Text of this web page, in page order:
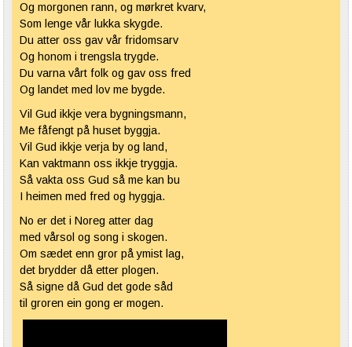
Og morgonen rann, og mørkret kvarv,
Som lenge vår lukka skygde.
Du atter oss gav vår fridomsarv
Og honom i trengsla trygde.
Du varnavårt folk og gav oss fred
Og landet med lov mebygde.
Vil Gud ikkje vera bygningsmann,
Mefåfengt på huset byggja.
Vil Gud ikkjeverja by og land,
Kan vaktmann oss ikkje tryggja.
Så vakta oss Gud såmekan bu
I heimen med fred og hyggja.
No er det i Noreg atter dag
med vårsol og song i skogen.
Om sædetenn gror på ymist lag,
det brydder då etter plogen.
Så signe då Gud det gode såd
til groren ein gong er mogen.